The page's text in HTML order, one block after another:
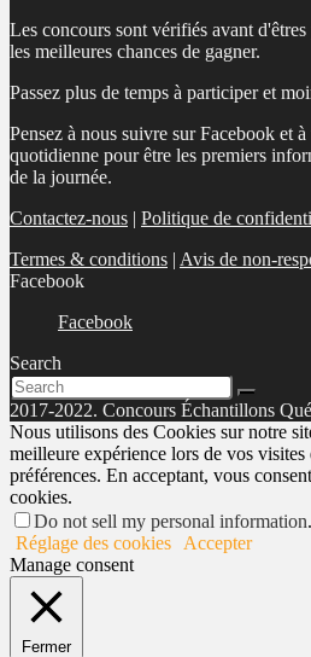
Les concours sont vérifiés avant
les meilleures chances de gagner.
Passez plus de temps à participer et
Pensez à nous suivre sur Facebook et
quotidienne pour être les premiers
de la journée.
Contactez-nous | Politique de
Termes & conditions | Avis de non-
Facebook
Facebook
Search
2017-2022. Concours Échantillons
Nous utilisons des Cookies sur notre
meilleure expérience lors de vos visites
préférences. En acceptant, vous
cookies.
Do not sell my personal information.
Réglage des cookies
Accepter
Manage consent
Fermer